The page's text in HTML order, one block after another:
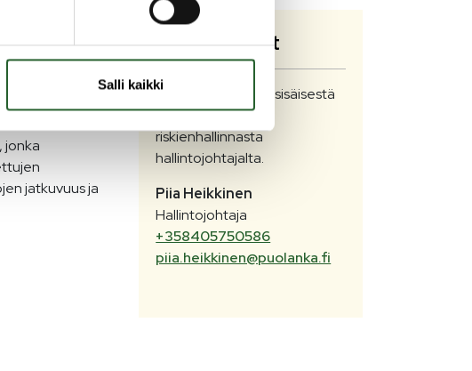
Salli kaikki
valvonta ei
tarkkailuun,
seurantaan.
jonka
jatkuvuus ja
Yhteystiedot
Lisätietoja kunnan sisäisestä
valvonnasta ja
riskienhallinnasta
hallintojohtajalta.
Piia Heikkinen
Hallintojohtaja
+358405750586
piia.heikkinen@puolanka.fi